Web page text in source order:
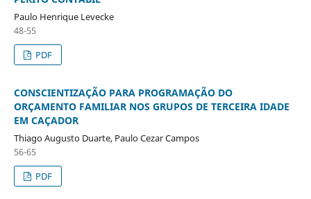
Paulo Henrique Levecke
48-55
PDF
CONSCIENTIZAÇÃO PARA PROGRAMAÇÃO DO
ORÇAMENTO FAMILIAR NOS GRUPOS DE TERCEIRA IDADE
EM CAÇADOR
Thiago Augusto Duarte, Paulo Cezar Campos
56-65
PDF